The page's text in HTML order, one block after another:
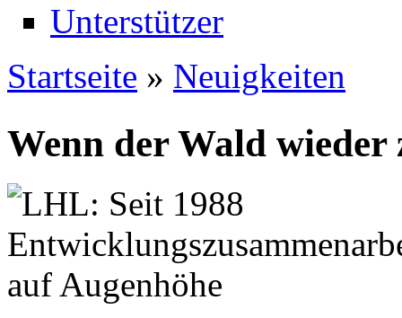
Unterstützer
Sie sind hier
Startseite » Neuigkeiten
Wenn der Wald